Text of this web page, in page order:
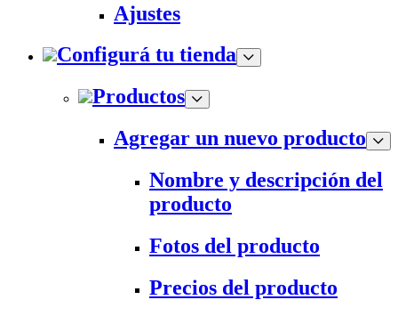
Ajustes
Configurá tu tienda
Productos
Agregar un nuevo producto
Nombre y descripción del
producto
Fotos del producto
Precios del producto